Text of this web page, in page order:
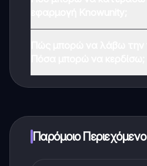
Παρόμοιο Περιεχόμενο